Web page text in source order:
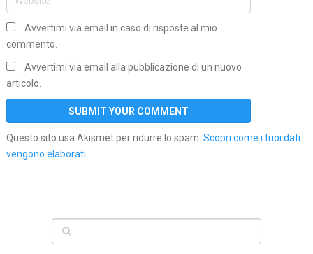
Avvertimi via email in caso di risposte al mio
commento.
Avvertimi via email alla pubblicazione di un nuovo
articolo.
Questo sito usa Akismet per ridurre lo spam. Scopri come i tuoi dati
vengono elaborati.